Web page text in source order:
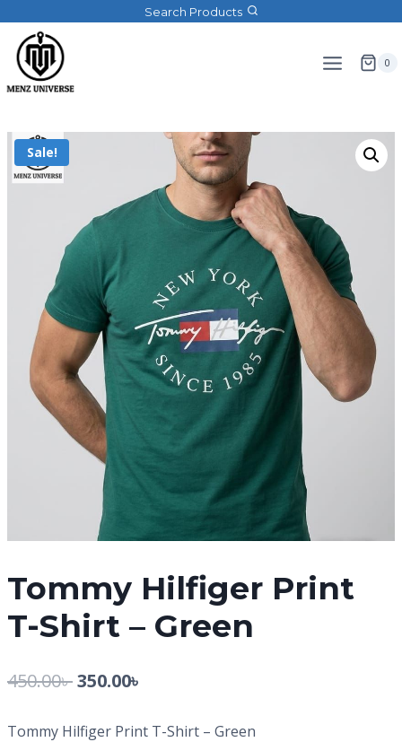
Search Products
0
Sale!
Tommy Hilfiger Print
T-Shirt – Green
450.00৳350.00৳
Tommy Hilfiger Print T-Shirt – Green